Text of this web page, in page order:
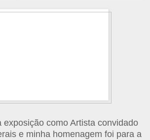
exposição como Artista convidado
e minha homenagem foi para a